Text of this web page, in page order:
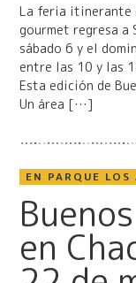
La feria itinerante
gourmet regresa a
sábado 6 y el
entre las 10 y las
Esta edición de
Un área […]
EN PARQUE LOS
en